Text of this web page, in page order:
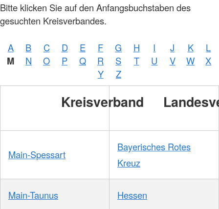
Bitte klicken Sie auf den Anfangsbuchstaben des
gesuchten Kreisverbandes.
A B C D E F G H I J K L
M N O P Q R S T U V W
X
Y
Z
Kreisverband
Main-Spessart
Bayerisches Rotes
Kreuz
Main-Taunus Hessen
Foto:
DRKS